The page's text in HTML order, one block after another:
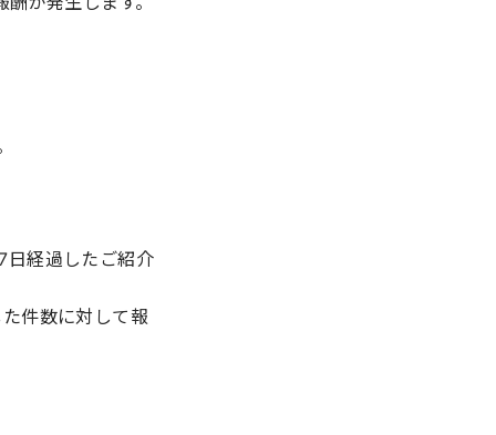
日経過したご紹介
件数に対して報